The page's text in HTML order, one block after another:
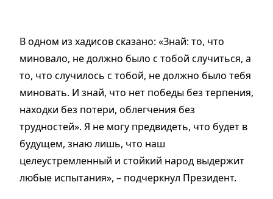
В одном из хадисов сказано: «Знай: то, что
миновало, не должно было с тобой случиться, а
то, что случилось с тобой, не должно было тебя
миновать. И знай, что нет победы без терпения,
находки без потери, облегчения без
трудностей». Я не могу предвидеть, что будет в
будущем, знаю лишь, что наш
целеустремленный и стойкий народ выдержит
любые испытания», – подчеркнул Президент.